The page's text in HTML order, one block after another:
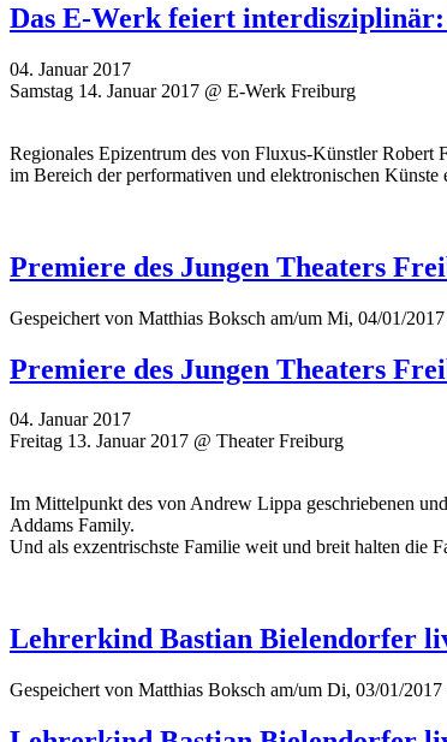
Das E-Werk feiert
04. Januar 2017
Samstag 14. Januar 2017 @ E-Werk Freiburg
Regionales Epizentrum des von Fluxus-Künstler Robert
im Bereich der performativen und elektronischen Künste
Premiere des Jungen Theaters
Gespeichert von Matthias Boksch am/um Mi, 04/01/
Premiere des Jungen Theaters
04. Januar 2017
Freitag 13. Januar 2017 @ Theater Freiburg
Im Mittelpunkt des von Andrew Lippa geschriebenen
Addams Family.
Und als exzentrischste Familie weit und breit halten die
Lehrerkind Bastian Bielendorfer
Gespeichert von Matthias Boksch am/um Di, 03/01/2017